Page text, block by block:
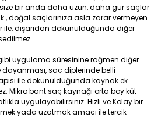
bir anda daha uzun, daha gür saçlar
, doğal saçlarınıza asla zarar vermeyen
dışarıdan dokunulduğunda diğer
uygulama süresinine rağmen diğer
saç diplerinde belli
ile dokunulduğunda kaynak ek
Mikro bant saç kaynağı orta boy küt
uygulayabilirsiniz. Hızlı ve Kolay bir
yada uzatmak amacı ile tercik